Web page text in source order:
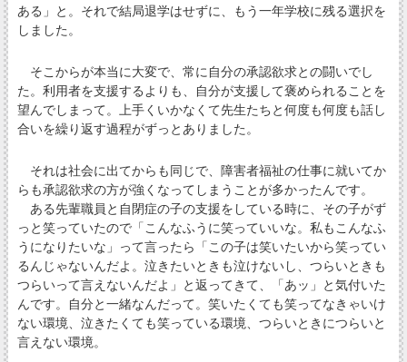
ある」と。それで結局退学はせずに、もう一年学校に残る選択を
しました。
そこからが本当に大変で、常に自分の承認欲求との闘いでし
た。利用者を支援するよりも、自分が支援して褒められることを
望んでしまって。上手くいかなくて先生たちと何度も何度も話し
合いを繰り返す過程がずっとありました。
それは社会に出てからも同じで、障害者福祉の仕事に就いてか
らも承認欲求の方が強くなってしまうことが多かったんです。
ある先輩職員と自閉症の子の支援をしている時に、その子がず
っと笑っていたので「こんなふうに笑っていいな。私もこんなふ
うになりたいな」って言ったら「この子は笑いたいから笑ってい
るんじゃないんだよ。泣きたいときも泣けないし、つらいときも
つらいって言えないんだよ」と返ってきて、「あッ」と気付いた
んです。自分と一緒なんだって。笑いたくても笑ってなきゃいけ
ない環境、泣きたくても笑っている環境、つらいときにつらいと
言えない環境。